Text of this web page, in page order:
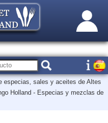
especias, sales y aceites de Altes
Holland - Especias y mezclas de